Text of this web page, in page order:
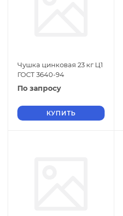
Чушка цинковая 23 кг Ц1
ГОСТ 3640-94
По запросу
КУПИТЬ